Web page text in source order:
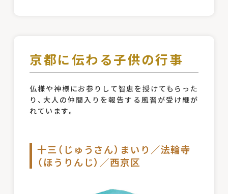
京都に伝わる子供の行事
仏様や神様にお参りして智恵を授けてもらった
り、大人の仲間入りを報告する風習が受け継が
れています。
十三（じゅうさん）まいり／法輪寺
（ほうりんじ）／西京区